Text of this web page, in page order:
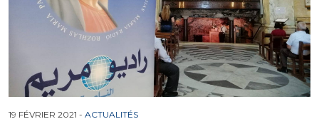
19 FÉVRIER 2021 - ACTUALITÉS